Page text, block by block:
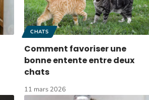
CHATS
Comment favoriser une
bonne entente entre deux
chats
11 mars 2026